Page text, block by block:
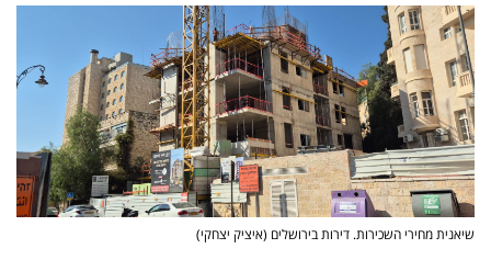
ניוזלטרים
מייל
אדום
פרסמו
שיאנית מחירי השכירות. דירות בירושלים (איציק יצחקי)